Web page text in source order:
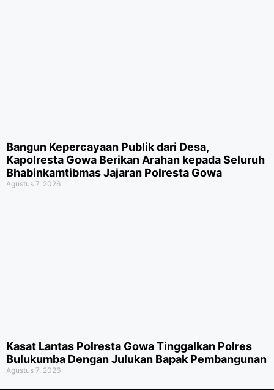
Bangun Kepercayaan Publik dari Desa,
Kapolresta Gowa Berikan Arahan kepada Seluruh
Bhabinkamtibmas Jajaran Polresta Gowa
Agustus 7, 2026
Kasat Lantas Polresta Gowa Tinggalkan Polres
Bulukumba Dengan Julukan Bapak Pembangunan
Agustus 7, 2026